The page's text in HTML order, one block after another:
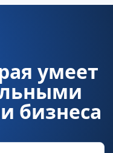
умеет
бизнеса